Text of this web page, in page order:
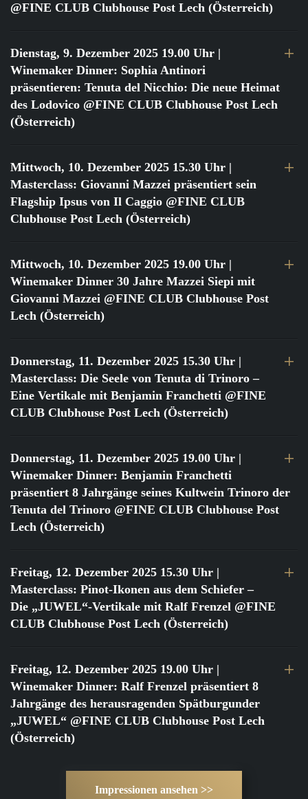
@FINE CLUB Clubhouse Post Lech (Österreich)
Dienstag, 9. Dezember 2025 19.00 Uhr |
Winemaker Dinner: Sophia Antinori
präsentieren: Tenuta del Nicchio: Die neue Heimat
des Lodovico @FINE CLUB Clubhouse Post Lech
(Österreich)
Mittwoch, 10. Dezember 2025 15.30 Uhr |
Masterclass: Giovanni Mazzei präsentiert sein
Flagship Ipsus von Il Caggio @FINE CLUB
Clubhouse Post Lech (Österreich)
Mittwoch, 10. Dezember 2025 19.00 Uhr |
Winemaker Dinner 30 Jahre Mazzei Siepi mit
Giovanni Mazzei @FINE CLUB Clubhouse Post
Lech (Österreich)
Donnerstag, 11. Dezember 2025 15.30 Uhr |
Masterclass: Die Seele von Tenuta di Trinoro –
Eine Vertikale mit Benjamin Franchetti @FINE
CLUB Clubhouse Post Lech (Österreich)
Donnerstag, 11. Dezember 2025 19.00 Uhr |
Winemaker Dinner: Benjamin Franchetti
präsentiert 8 Jahrgänge seines Kultwein Trinoro der
Tenuta del Trinoro @FINE CLUB Clubhouse Post
Lech (Österreich)
Freitag, 12. Dezember 2025 15.30 Uhr |
Masterclass: Pinot-Ikonen aus dem Schiefer –
Die „JUWEL“-Vertikale mit Ralf Frenzel @FINE
CLUB Clubhouse Post Lech (Österreich)
Freitag, 12. Dezember 2025 19.00 Uhr |
Winemaker Dinner: Ralf Frenzel präsentiert 8
Jahrgänge des herausragenden Spätburgunder
„JUWEL“ @FINE CLUB Clubhouse Post Lech
(Österreich)
Impressionen ansehen >>